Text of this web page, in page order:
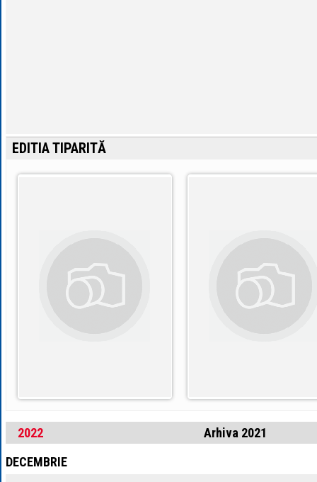
EDITIA TIPARITĂ
2022
Arhiva 2021
DECEMBRIE